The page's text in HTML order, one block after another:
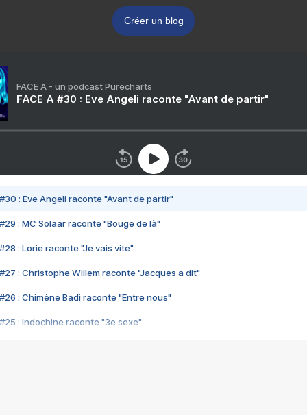
Créer un blog
FACE A - un podcast Purecharts
FACE A #30 : Eve Angeli raconte "Avant de partir"
#30 : Eve Angeli raconte "Avant de partir"
#29 : MC Solaar raconte "Bouge de là"
#28 : Lorie raconte "Je vais vite"
#27 : Christophe Willem raconte "Jacques a dit"
#26 : Chimène Badi raconte "Entre nous"
#25 : Indochine raconte "3e sexe"